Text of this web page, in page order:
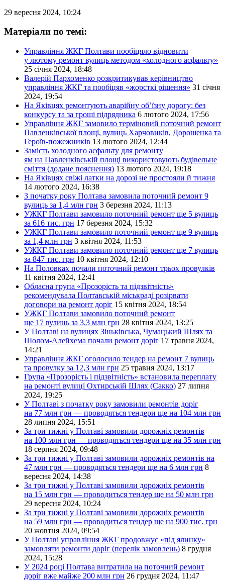
29 вересня 2024, 10:24
Матеріали по темі:
Управління ЖКГ Полтави пообіцяло відновити
у лютому ремонт вулиць методом «холодного асфальту»
25 січня 2024, 18:48
Валерій Пархоменко розкритикував керівництво
управління ЖКГ та пообіцяв «жорсткі рішення» 31 січня
2024, 19:54
На Яківцях ремонтують аварійну об’їзну дорогу: без
конкурсу та за гроші підрядника 6 лютого 2024, 17:56
Управління ЖКГ замовило терміновий поточний ремонт
Павленківської площі, вулиць Харчовиків, Дорошенка та
Героїв-пожежників 13 лютого 2024, 12:44
Замість холодного асфальту для ремонту
ям на Павленківській площі використовують будівельне
сміття (додане пояснення) 13 лютого 2024, 19:18
На Яківцях свіжі латки на дорозі не простояли й тижня
14 лютого 2024, 16:38
З початку року Полтава замовила поточний ремонт 9
вулиць за 1,4 млн грн 3 березня 2024, 11:13
УЖКГ Полтави замовило поточний ремонт ще 5 вулиць
за 616 тис. грн 17 березня 2024, 15:32
УЖКГ Полтави замовило поточний ремонт ще 9 вулиць
за 1,4 млн грн 3 квітня 2024, 11:53
УЖКГ Полтави замовило поточний ремонт ще 7 вулиць
за 847 тис. грн 10 квітня 2024, 12:10
На Половках почали поточний ремонт трьох провулків
11 квітня 2024, 12:41
Обласна група «Прозорість та підзвітність»
рекомендувала Полтавській міськраді розірвати
договори на ремонт доріг 15 квітня 2024, 18:54
УЖКГ Полтави замовило поточний ремонт
ще 17 вулиць за 3,3 млн грн 28 квітня 2024, 13:25
У Полтаві на вулицях Зіньківська, Чумацький Шлях та
Шолом-Алейхема почали ремонт доріг 17 травня 2024,
14:21
Управління ЖКГ оголосило тендер на ремонт 7 вулиць
та провулку за 12,3 млн грн 25 травня 2024, 13:17
Група «Прозорість і підзвітність» встановила переплату
на ремонті вулиці Охтирській Шлях (Сакко) 27 липня
2024, 19:25
У Полтаві з початку року замовили ремонтів доріг
на 77 млн грн — проводяться тендери ще на 104 млн грн
28 липня 2024, 15:51
За три тижні у Полтаві замовили дорожніх ремонтів
на 100 млн грн — проводяться тендери ще на 35 млн грн
18 серпня 2024, 09:48
За три тижні у Полтаві замовили дорожніх ремонтів на
47 млн грн — проводяться тендери ще на 6 млн грн 8
вересня 2024, 14:38
За три тижні у Полтаві замовили дорожніх ремонтів
на 15 млн грн — проводиться тендер ще на 50 млн грн
29 вересня 2024, 10:24
За три тижні у Полтаві замовили дорожніх ремонтів
на 59 млн грн — проводиться тендер ще на 900 тис. грн
20 жовтня 2024, 09:54
У Полтаві управління ЖКГ продовжує «під ялинку»
замовляти ремонти доріг (перелік замовлень) 8 грудня
2024, 15:28
У 2024 році Полтава витратила на поточний ремонт
доріг вже майже 200 млн грн 26 грудня 2024, 11:47